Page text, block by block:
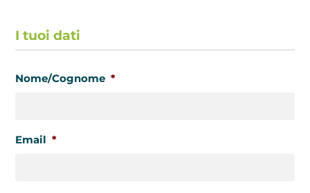
I tuoi dati
Nome/Cognome *
Email *